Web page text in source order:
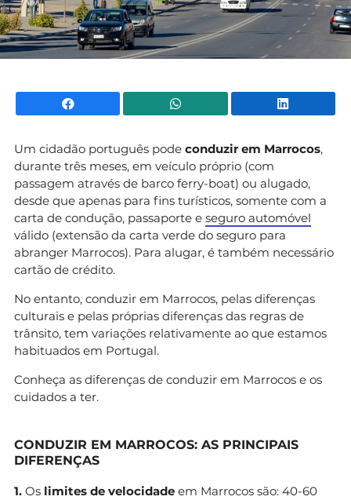
Facebook WhatsApp
Um cidadão português pode conduzir em Marrocos,
durante três meses, em veículo próprio (com
passagem através de barco ferry-boat) ou alugado,
desde que apenas para fins turísticos, somente com a
carta de condução, passaporte e seguro automóvel
válido (extensão da carta verde do seguro para
abranger Marrocos). Para alugar, é também necessário
cartão de crédito.
No entanto, conduzir em Marrocos, pelas diferenças
culturais e pelas próprias diferenças das regras de
trânsito, tem variações relativamente ao que estamos
habituados em Portugal.
Conheça as diferenças de conduzir em Marrocos e os
cuidados a ter.
CONDUZIR EM MARROCOS: AS PRINCIPAIS
DIFERENÇAS
1. Os limites de velocidade em Marrocos são: 40-60